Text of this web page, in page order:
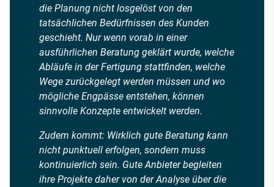
die Planung nicht losgelöst von den
tatsächlichen Bedürfnissen des Kunden
geschieht. Nur wenn vorab in einer
ausführlichen Beratung geklärt wurde, welche
Abläufe in der Fertigung stattfinden, welche
Wege zurückgelegt werden müssen und wo
mögliche Engpässe entstehen, können
sinnvolle Konzepte entwickelt werden.
Zudem kommt: Wirklich gute Beratung kann
nicht punktuell erfolgen, sondern muss
kontinuierlich sein. Gute Anbieter begleiten
ihre Projekte daher von der Analyse über die